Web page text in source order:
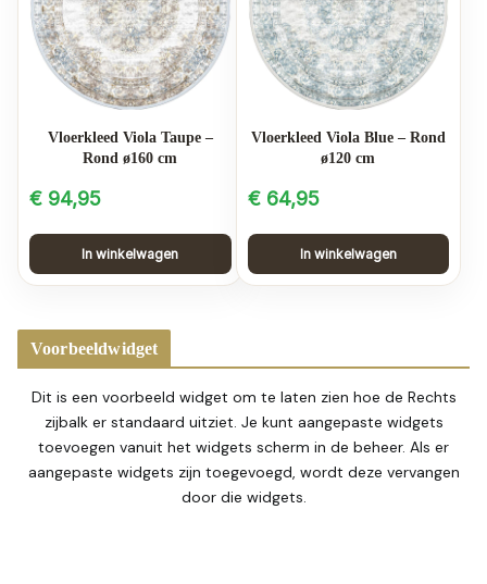
Vloerkleed Viola Taupe –
Rond ø160 cm
€ 94,95
In winkelwagen
Vloerkleed Viola Blue – Rond
ø120 cm
€64,95
In winkelwagen
Voorbeeldwidget
Dit is een voorbeeld widget om te laten zien hoe de Rechts
zijbalk er standaard uitziet. Je kunt aangepaste widgets
toevoegen vanuit het widgets scherm in de beheer. Als er
aangepaste widgets zijn toegevoegd, wordt deze vervangen
door die widgets.